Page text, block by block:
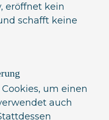
eröffnet kein
schafft keine
um einen
auch